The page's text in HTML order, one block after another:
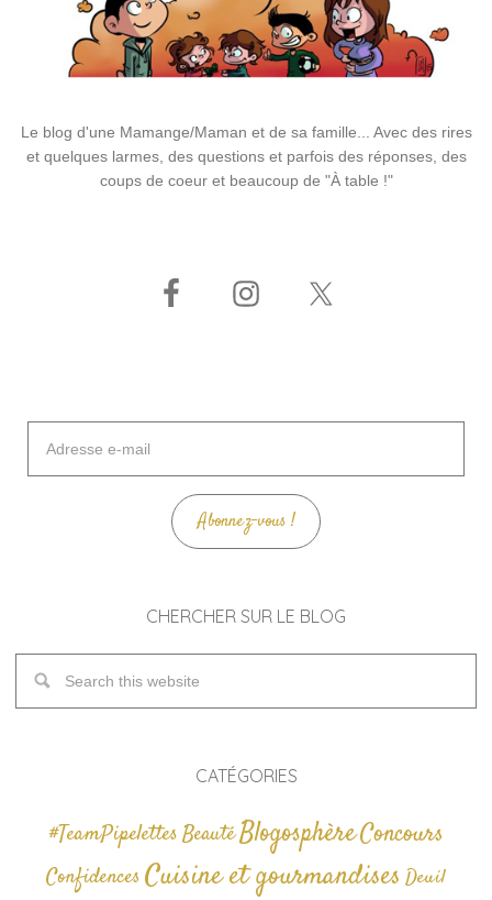
Le blog d'une Mamange/Maman et de sa famille... Avec des rires
et quelques larmes, des questions et parfois des réponses, des
coups de coeur et beaucoup de "À table !"
mail
Abonnez-vous !
CHERCHER SUR LE BLOG
CATÉGORIES
#TeamPipelettesBeautéBlogosphèreConcours
Confidences Cuisine et gourmandises Deuil